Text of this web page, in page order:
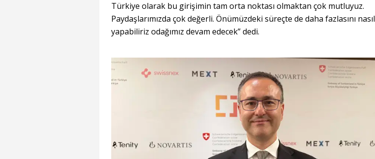
Türkiye olarak bu girişimin tam orta noktası olmaktan çok mutluyuz.
Paydaşlarımızda çok değerli. Önümüzdeki süreçte de daha fazlasını nasıl
yapabiliriz odağımız devam edecek” dedi.